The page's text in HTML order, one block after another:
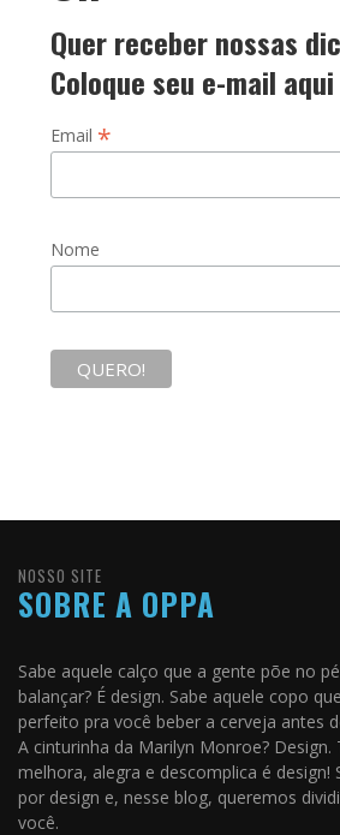
Quer receber nossas
Coloque seu e-mail
Email *
Nome
NOSSO SITE
SOBRE A OPPA
Sabe aquele calço que a gente põe no
balançar? É design. Sabe aquele copo
perfeito pra você beber a cerveja antes
A cinturinha da Marilyn Monroe? Design.
melhora, alegra e descomplica é design!
por design e, nesse blog, queremos
você.